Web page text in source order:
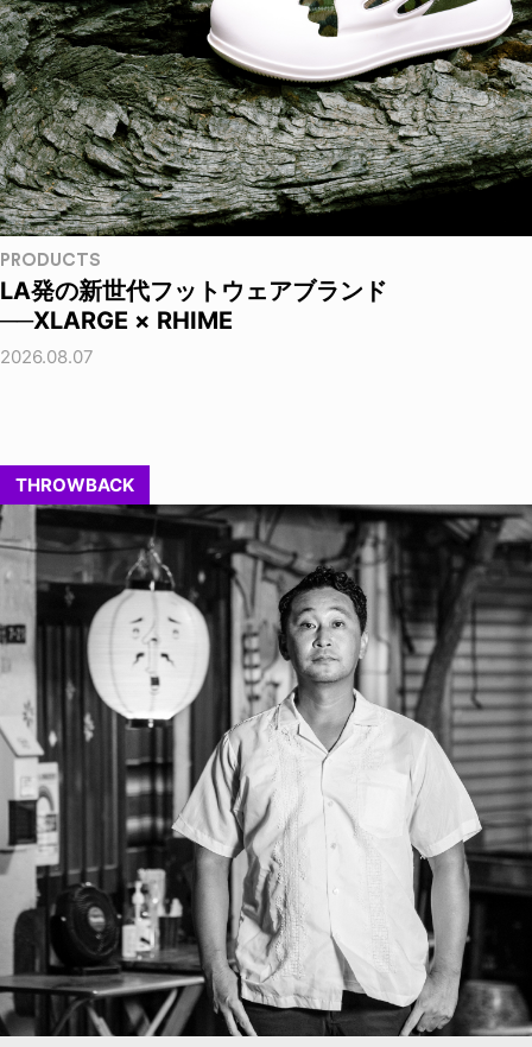
PRODUCTS
LA発の新世代フットウェアブランド
──XLARGE × RHIME
2026.08.07
THROWBACK